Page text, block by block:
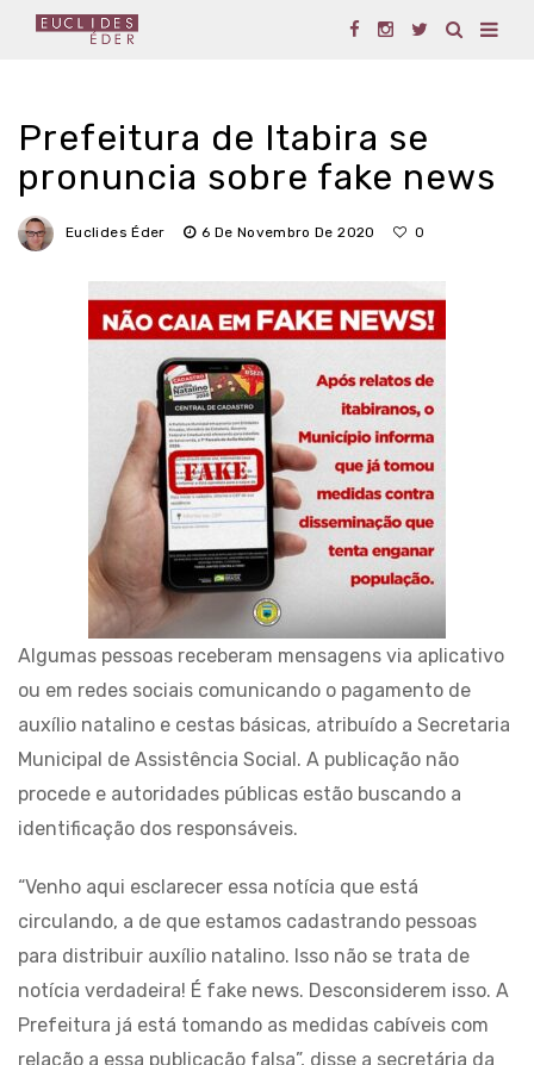
Prefeitura de Itabira se
pronuncia sobre fake news
Euclides Éder 6 De Novembro De 2020 0
Algumas pessoas receberam mensagens via aplicativo
ou em redes sociais comunicando o pagamento de
auxílio natalino e cestas básicas, atribuído a Secretaria
Municipal de Assistência Social. A publicação não
procede e autoridades públicas estão buscando a
identificação dos responsáveis.
“Venho aqui esclarecer essa notícia que está
circulando, a de que estamos cadastrando pessoas
para distribuir auxílio natalino. Isso não se trata de
notícia verdadeira! É fake news. Desconsiderem isso. A
Prefeitura já está tomando as medidas cabíveis com
relação a essa publicação falsa”, disse a secretária da